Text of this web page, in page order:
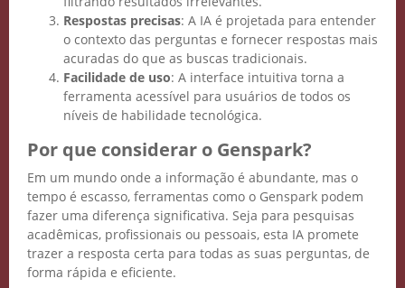
Respostas precisas: A IA é projetada para entender
o contexto das perguntas e fornecer respostas mais
acuradas do que as buscas tradicionais.
Facilidade de uso: A interface intuitiva torna a
ferramenta acessível para usuários de todos os
níveis de habilidade tecnológica.
Por que considerar o Genspark?
Em um mundo onde a informação é abundante, mas o
tempo é escasso, ferramentas como o Genspark podem
fazer uma diferença significativa. Seja para pesquisas
acadêmicas, profissionais ou pessoais, esta IA promete
trazer a resposta certa para todas as suas perguntas, de
forma rápida e eficiente.